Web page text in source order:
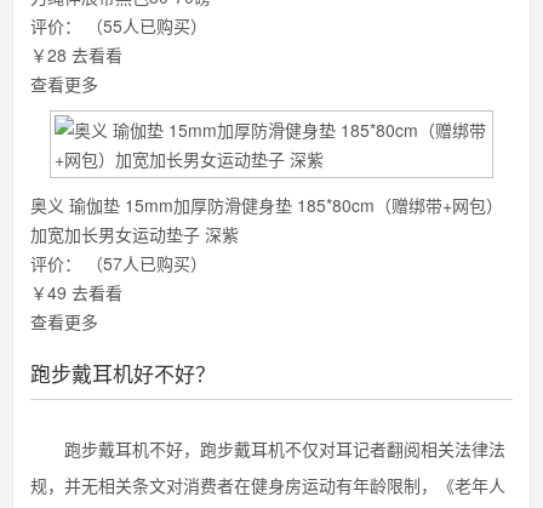
评价：
（55人已购买）
￥28 去看看
查看更多
奥义 瑜伽垫 15mm加厚防滑健身垫 185*80cm（赠绑带+网包）
加宽加长男女运动垫子 深紫
评价：
（57人已购买）
￥49 去看看
查看更多
跑步戴耳机好不好？
跑步戴耳机不好，跑步戴耳机不仅对耳记者翻阅相关法律法
规，并无相关条文对消费者在健身房运动有年龄限制，《老年人